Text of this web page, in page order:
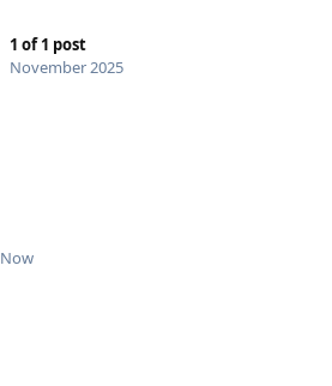
1 of1 post
November 2025
Now